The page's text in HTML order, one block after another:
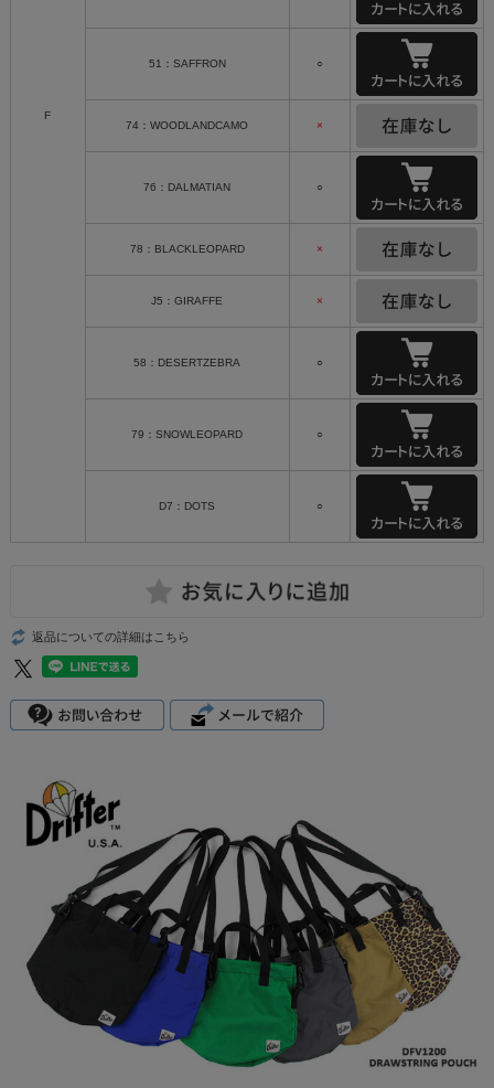
F
51：SAFFRON ○
74：WOODLANDCAMO ×
76：DALMATIAN ○
78：BLACKLEOPARD ×
J5：GIRAFFE ×
58：DESERTZEBRA ○
79：SNOWLEOPARD ○
D7：DOTS ○
返品についての詳細はこちら